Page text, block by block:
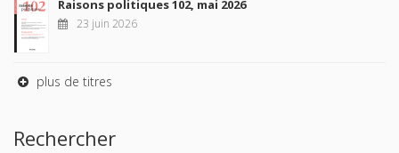
Raisons politiques 102, mai 2026
23 juin 2026
plus de titres
Rechercher